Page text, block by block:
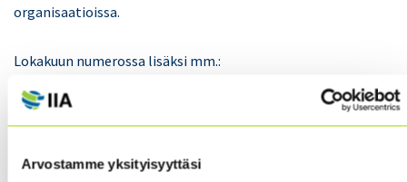
Arvostamme yksityisyyttäsi
organisaatioissa.
Lokakuun numerossa lisäksi mm.:
Managing Modern Cyber Risk
–Internal audit must
step up to help organizations address complex and